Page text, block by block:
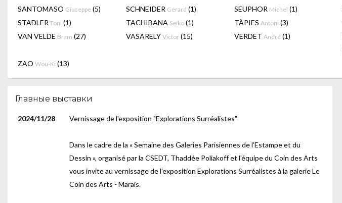
SANTOMASO Giuseppe (5) SCHNEIDER Gérard (1) SEUPHOR Michel (1)
STADLER Toni (1) TACHIBANA Seiko (1) TÀPIES Antoni (3)
VAN VELDE Bram (27) VASARELY Victor (15) VERDET André (1)
ZAO Wou-Ki (13)
Главные выставки
2024/11/28 Vernissage de l'exposition "Explorations Surréalistes"
Dans le cadre de la « Semaine des Galeries Parisiennes de l'Estampe et du
Dessin », organisé par la CSEDT, Thaddée Poliakoff et l'équipe du Coin des Arts
vous invite au vernissage de l'exposition Explorations Surréalistes à la galerie Le
Coin des Arts - Marais.